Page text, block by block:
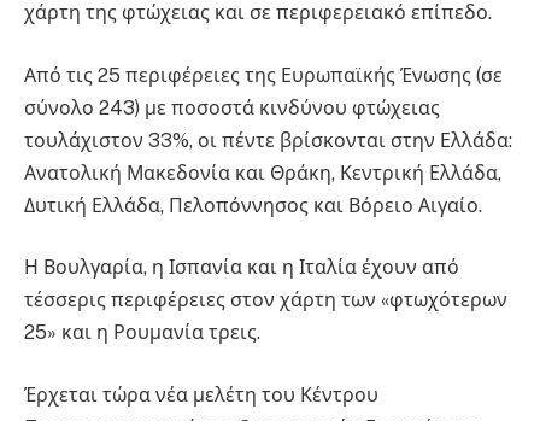
χάρτη της φτώχειας και σε περιφερειακό επίπεδο.
Από τις 25 περιφέρειες της Ευρωπαϊκής Ένωσης (σε
σύνολο 243) με ποσοστά κινδύνου φτώχειας
τουλάχιστον 33%, οι πέντε βρίσκονται στην Ελλάδα:
Ανατολική Μακεδονία και Θράκη, Κεντρική Ελλάδα,
Δυτική Ελλάδα, Πελοπόννησος και Βόρειο Αιγαίο.
Η Βουλγαρία, η Ισπανία και η Ιταλία έχουν από
τέσσερις περιφέρειες στον χάρτη των «φτωχότερων
25» και η Ρουμανία τρεις.
Έρχεται τώρα νέα μελέτη του Κέντρου